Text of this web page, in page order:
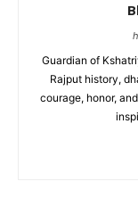
Guardian of
Rajput history,
courage, honor,